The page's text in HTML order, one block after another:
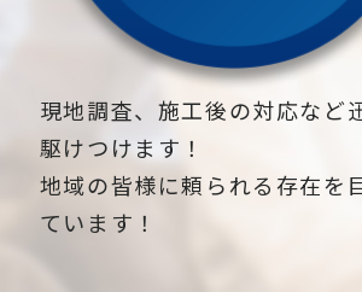
ないた
っては
性があ
アパ
間管
もち、
柿の
、金木
コニ
現地調査、施工後の対応など
駆けつけます！
地域の皆様に頼られる存在を
ています！